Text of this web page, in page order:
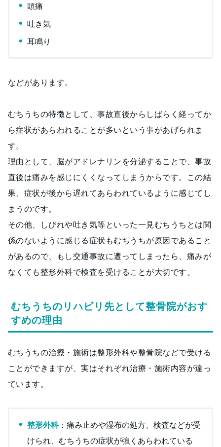
頭痛
吐き気
耳鳴り
などがあります。
むちうちの特徴として、事故直後からしばらく経ってか
ら症状があらわれることが多いという事があげられま
す。
理由として、脳がアドレナリンを分泌することで、事故
直後は痛みを感じにくくなってしまうからです。この結
果、症状が後から遅れてあらわれているように感じてし
まうのです。
その他、しびれや吐き気等といった一見むちうちとは関
係のないように感じる症状もむちうちが原因であること
があるので、もし交通事故に遭ってしまったら、痛みが
なくても整形外科で検査を受けることが大切です。
むちうちのリハビリ先として整骨院がおす
すめの理由
むちうちの治療・施術は整形外科や整骨院などで受ける
ことができますが、実はそれぞれ治療・施術内容が違っ
ています。
整形外科：痛み止めや湿布の処方、検査などが受
けられ、むちうちの症状が強くあらわれている